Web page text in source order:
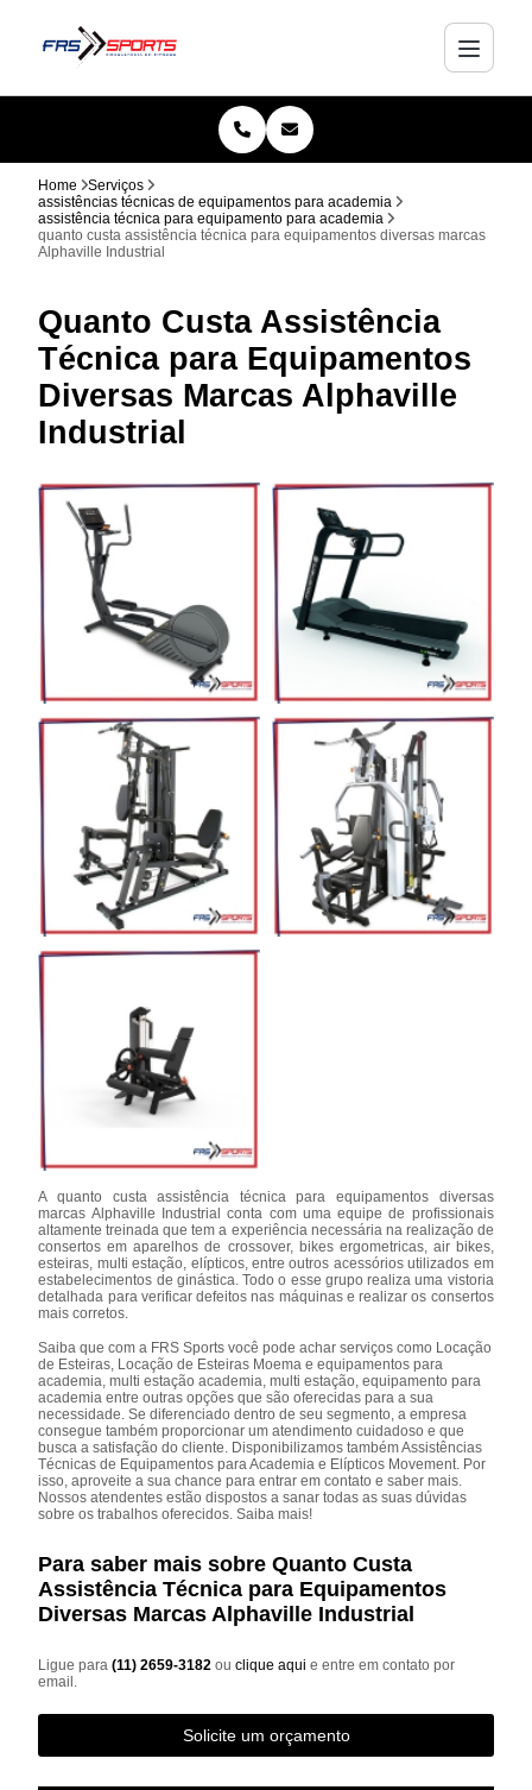
Home
Serviços
assistências técnicas de equipamentos para academia
assistência técnica para equipamento para academia
quanto custa assistência técnica para equipamentos diversas marcas
Alphaville Industrial
Quanto Custa Assistência
Técnica para Equipamentos
Diversas Marcas Alphaville
Industrial
A quanto custa assistência técnica para equipamentos diversas
marcas Alphaville Industrial conta com uma equipe de profissionais
altamente treinada que tem a experiência necessária na realização de
consertos em aparelhos de crossover, bikes ergometricas, air bikes,
esteiras, multi estação, elípticos, entre outros acessórios utilizados em
estabelecimentos de ginástica. Todo o esse grupo realiza uma vistoria
detalhada para verificar defeitos nas máquinas e realizar os consertos
mais corretos.
Saiba que com a FRS Sports você pode achar serviços como Locação
de Esteiras, Locação de Esteiras Moema e equipamentos para
academia, multi estação academia, multi estação, equipamento para
academia entre outras opções que são oferecidas para a sua
necessidade. Se diferenciado dentro de seu segmento, a empresa
consegue também proporcionar um atendimento cuidadoso e que
busca a satisfação do cliente. Disponibilizamos também Assistências
Técnicas de Equipamentos para Academia e Elípticos Movement. Por
isso, aproveite a sua chance para entrar em contato e saber mais.
Nossos atendentes estão dispostos a sanar todas as suas dúvidas
sobre os trabalhos oferecidos. Saiba mais!
Para saber mais sobre Quanto Custa
Assistência Técnica para Equipamentos
Diversas Marcas Alphaville Industrial
Ligue para(11) 2659-3182ouclique aqui e entre em contato por
email.
Solicite um orçamento